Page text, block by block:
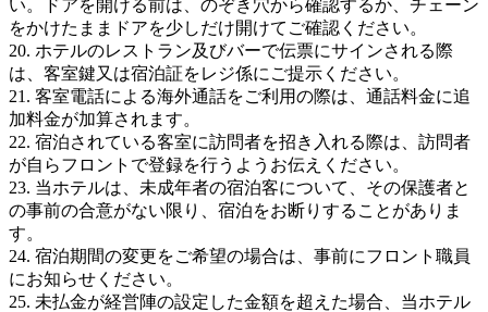
い。ドアを開ける前は、のぞき穴から確認するか、チェーン
をかけたままドアを少しだけ開けてご確認ください。
20. ホテルのレストラン及びバーで伝票にサインされる際
は、客室鍵又は宿泊証をレジ係にご提示ください。
21. 客室電話による海外通話をご利用の際は、通話料金に追
加料金が加算されます。
22. 宿泊されている客室に訪問者を招き入れる際は、訪問者
が自らフロントで登録を行うようお伝えください。
23. 当ホテルは、未成年者の宿泊客について、その保護者と
の事前の合意がない限り、宿泊をお断りすることがありま
す。
24. 宿泊期間の変更をご希望の場合は、事前にフロント職員
にお知らせください。
25. 未払金が経営陣の設定した金額を超えた場合、当ホテル